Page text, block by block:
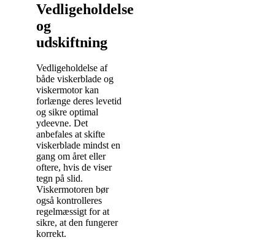
Vedligeholdelse
og
udskiftning
Vedligeholdelse af
både viskerblade og
viskermotor kan
forlænge deres levetid
og sikre optimal
ydeevne. Det
anbefales at skifte
viskerblade mindst en
gang om året eller
oftere, hvis de viser
tegn på slid.
Viskermotoren bør
også kontrolleres
regelmæssigt for at
sikre, at den fungerer
korrekt.